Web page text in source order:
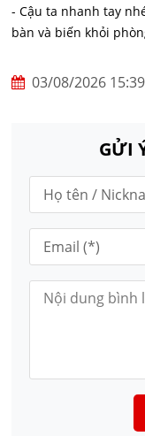
- Cậu ta nhanh tay
bàn và biến khỏi
03/08/2026
GỬI